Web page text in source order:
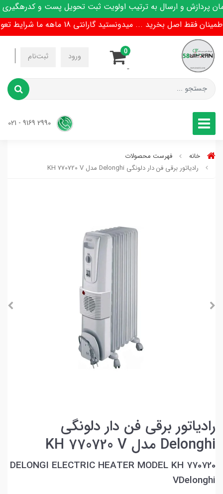
و ارسال به ترتیب اولویت ثبت تحویل پست و کدرهگیری
فقط اصل بخرید ... میدونستید گارانتی 18 ماهه ما شرایط تعویض هم داره !
ورود ثبت‌نام
-
-
0
خانه
فهرست محصولات
رادیاتور برقی فن دار دلونگی Delonghi مدل KH 770720 V
رادیاتور برقی فن دار دلونگی
Delonghi مدل KH 770720 V
DELONGI ELECTRIC HEATER MODEL KH 770720
VDelonghi